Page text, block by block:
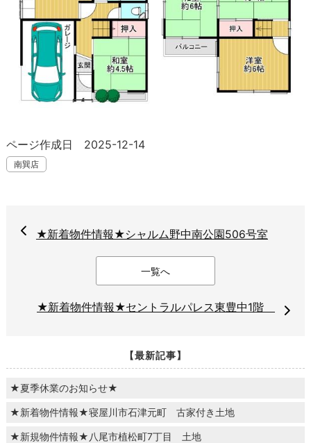
ページ作成日 2025-12-14
南巽店
★新着物件情報★シャルム野中南公園506号室
一覧へ
★新着物件情報★セントラルパレス東豊中1階
【最新記事】
★夏季休業のお知らせ★
★新着物件情報★寝屋川市石津元町 古家付き土地
★新規物件情報★八尾市植松町7丁目 土地